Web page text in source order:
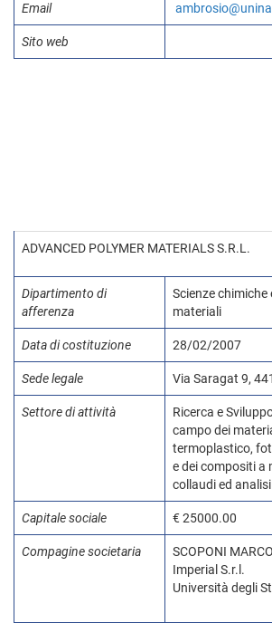
Email
Sito web
ADVANCED POLYMER MATERIALS S.R.L.
Dipartimento di
afferenza
Scienze chimiche
materiali
Data di costituzione 28/02/2007
Sede legale Via Saragat 9,
Settore di attività
Ricerca e
campo dei
termoplastico,
e dei compositi a
collaudi ed
Capitale sociale € 25000.00
Compagine societaria
SCOPONI
Imperial S.r.l.
Università degli